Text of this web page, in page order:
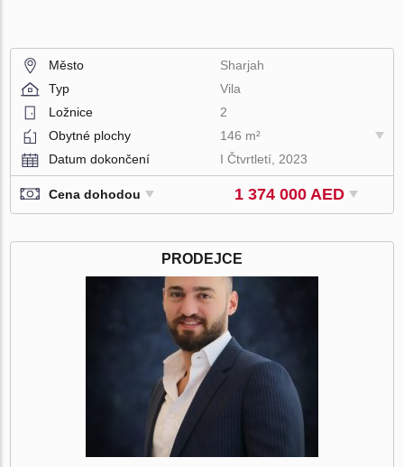
Město
Sharjah
Typ
Vila
Ložnice
2
Obytné plochy
146 m²
Datum dokončení
I Čtvrtletí, 2023
Cena dohodou 1 374 000 AED
PRODEJCE